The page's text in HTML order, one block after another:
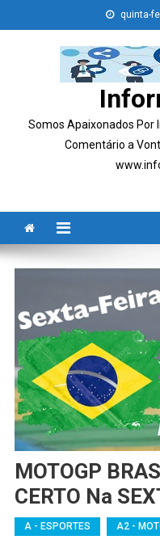
to
quinta-
Somos Apaixonados Por
Comentário a
MOTOGP
CERTO Na
A - ESPORTES A2 -